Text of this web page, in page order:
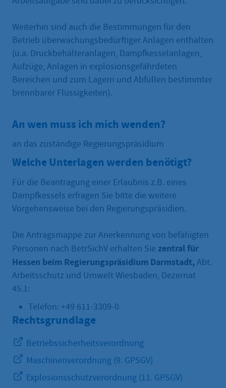
Weiterhin sind auch die Bestimmungen für den
Betrieb überwachungsbedürftiger Anlagen enthalten
(u.a. Druckbehälteranlagen, Dampfkesselanlagen,
Aufzüge, Anlagen in explosionsgefährdeten
Bereichen und zum Lagern und Abfüllen bestimmter
brennbarer Flüssigkeiten).
An wen muss ich mich wenden?
an das zuständige Regierungspräsidium
Welche Unterlagen werden benötigt?
Für die Beantragung einer Erlaubnis z.B. eines
Dampfkessels erfragen Sie bitte die weitere
Vorgehensweise bei den Regierungspräsidien.
Die Antragsmappe zur Anerkennung von befähigten
Personen nach BetrSichV erhalten Sie zentral für
Hessen beim Regierungspräsidium Darmstadt,Abt.
Arbeitsschutz und Umwelt Wiesbaden, Dezernat
45.1:
Telefon: +49 611-3309-0
Rechtsgrundlage
Betriebssicherheitsverordnung
Maschinenverordnung (9. GPSGV)
Explosionsschutzverordnung (11. GPSGV)